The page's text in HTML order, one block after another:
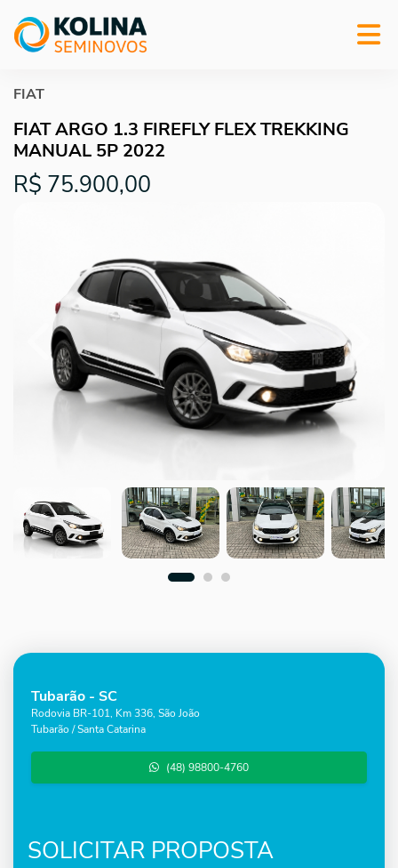
FIAT
FIAT ARGO 1.3 FIREFLY FLEX TREKKING
MANUAL 5P 2022
R$ 75.900,00
Previous
Tubarão - SC
Rodovia BR-101, Km 336, São João
Tubarão / Santa Catarina
(48) 98800-4760
SOLICITAR PROPOSTA